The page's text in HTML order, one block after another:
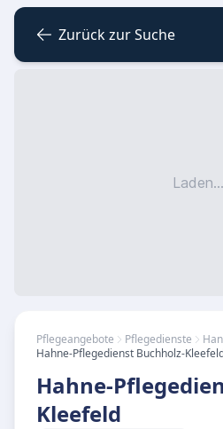
Zurück zur Suche
Laden...
Pflegeangebote Pflegedienste
Hahne-Pflegedienst Buchholz-
Hahne-
Kleefeld